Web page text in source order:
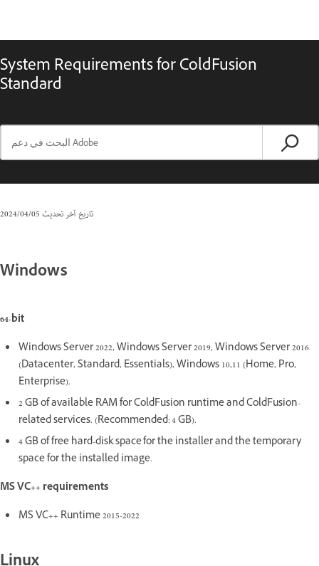
System Requirements for ColdFusion
Standard
تاريخ آخر تحديث05‏/04‏/2024
Windows
64-bit
Windows Server 2022, Windows Server 2019, Windows Server 2016
(Datacenter, Standard, Essentials), Windows 10,11 (Home, Pro,
Enterprise).
2 GB of available RAM for ColdFusion runtime and ColdFusion-
related services. (Recommended: 4 GB).
4 GB of free hard-disk space for the installer and the temporary
space for the installed image.
MS VC++ requirements
MS VC++ Runtime 2015-2022